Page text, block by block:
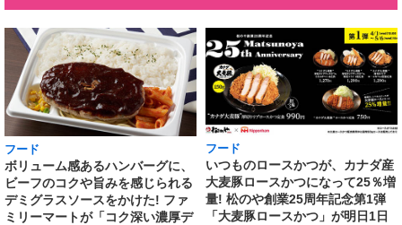
フード
ボリューム感あるハンバーグに、
ビーフのコクや旨みを感じられる
デミグラスソースをかけた! ファ
ミリーマートが「コク深い濃厚デ
フード
いつものロースかつが、カナダ産
大麦豚ロースかつになって25％増
量! 松のや創業25周年記念第1弾
「大麦豚ロースかつ」が明日1日